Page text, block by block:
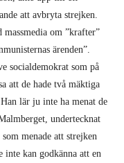
att avbryta strejken.
massmedia om ”krafter”
ärenden”.
socialdemokrat som på
att de hade två mäktiga
lär ju inte ha menat de
undertecknat
menade att strejken
kan godkänna att en